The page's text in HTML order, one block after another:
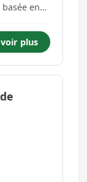
en
de
des
plus